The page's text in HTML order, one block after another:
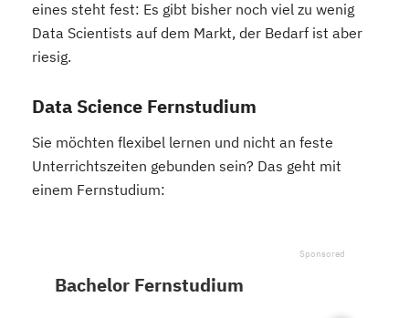
eines steht fest: Es gibt bisher noch viel zu wenig
Data Scientists auf dem Markt, der Bedarf ist aber
riesig.
Data Science Fernstudium
Sie möchten flexibel lernen und nicht an feste
Unterrichtszeiten gebunden sein? Das geht mit
einem Fernstudium:
Bachelor Fernstudium